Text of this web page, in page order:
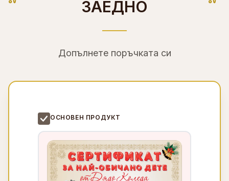
ЗАЕДНО
Допълнете поръчката си
ОСНОВЕН ПРОДУКТ